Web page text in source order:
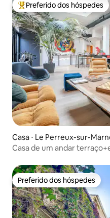
Entre os melhores
Preferido dos hóspedes
Casa ⋅ Le Perreux-sur-
Casa de um andar
Preferido dos hóspedes
Preferido dos hóspedes